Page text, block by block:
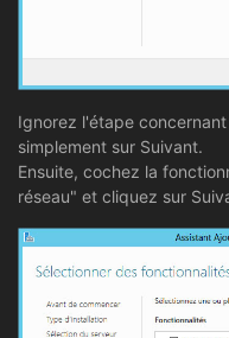
Ignorez l'étape
simplement sur Suivant.
Ensuite, cochez la
réseau" et cliquez sur